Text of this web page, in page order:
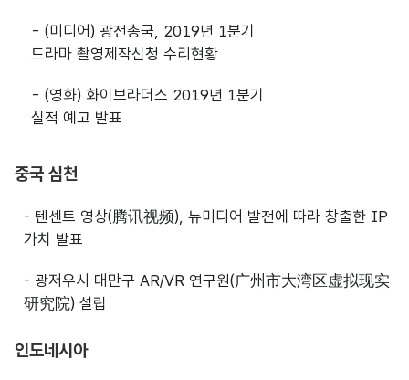
- (미디어) 광전총국, 2019년 1분기
드라마 촬영제작신청 수리현황
- (영화) 화이브라더스 2019년 1분기
실적 예고 발표
중국 심천
- 텐센트 영상(腾讯视频), 뉴미디어 발전에 따라 창출한 IP
가치 발표
- 광저우시 대만구 AR/VR 연구원(广州市大湾区虚拟现实
研究院) 설립
인도네시아